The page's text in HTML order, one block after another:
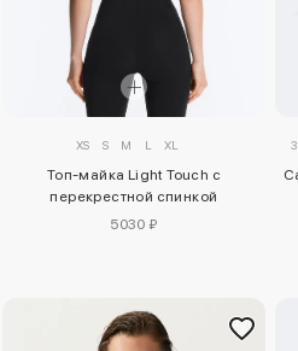
XS S M L XL
Топ-майка Light Touch с
перекрестной спинкой
5030 ₽